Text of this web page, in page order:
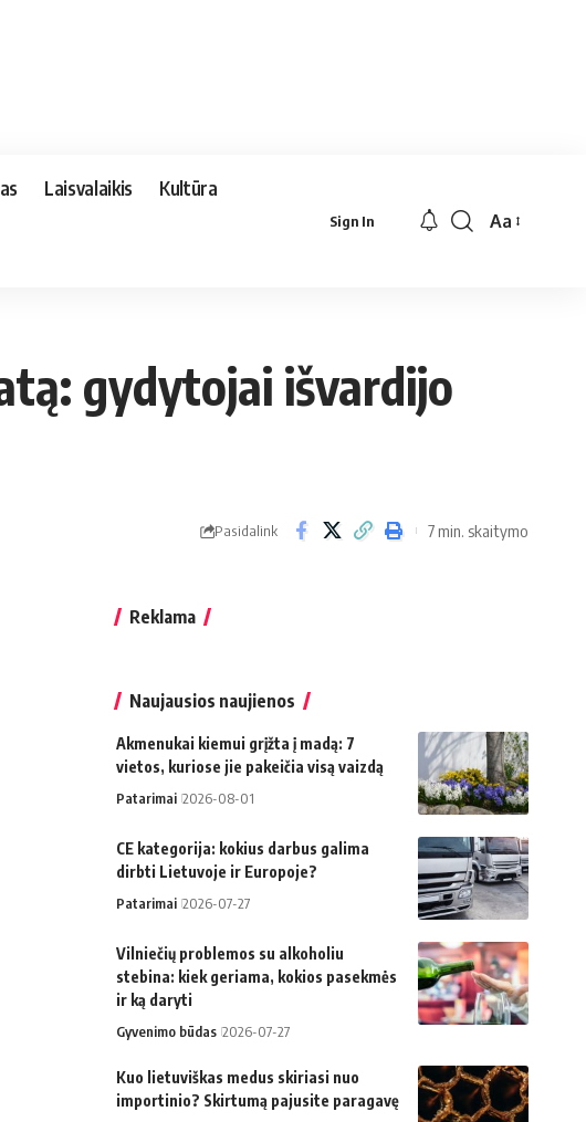
Laisvalaikis Kultūra
Sign In
Font
Aa
gydytojai išvardijo
Pasidalink 7 min. skaitymo
Reklama
Naujausios naujienos
Akmenukai kiemui grįžta į madą: 7
vietos, kuriose jie pakeičia visą vaizdą
Patarimai 2026-08-01
CE kategorija: kokius darbus galima
dirbti Lietuvoje ir Europoje?
Patarimai 2026-07-27
Vilniečių problemos su alkoholiu
stebina: kiek geriama, kokios pasekmės
ir ką daryti
Gyvenimo būdas 2026-07-27
Kuo lietuviškas medus skiriasi nuo
importinio? Skirtumą pajusite paragavę